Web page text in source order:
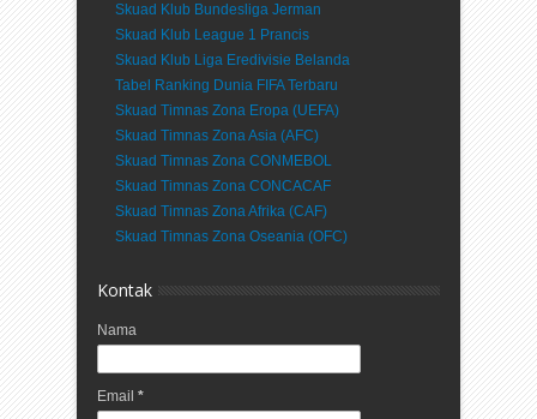
Skuad Klub Bundesliga Jerman
Skuad Klub League 1 Prancis
Skuad Klub Liga Eredivisie Belanda
Tabel Ranking Dunia FIFA Terbaru
Skuad Timnas Zona Eropa (UEFA)
Skuad Timnas Zona Asia (AFC)
Skuad Timnas Zona CONMEBOL
Skuad Timnas Zona CONCACAF
Skuad Timnas Zona Afrika (CAF)
Skuad Timnas Zona Oseania (OFC)
Kontak
Nama
Email *